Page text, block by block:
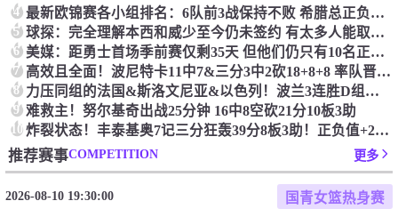
4 最新欧锦赛各小组排名：6队前3战保持不败 希腊总正负值+77最高
5 球探：完全理解本西和威少至今仍未签约 有太多人能取代他们
6 美媒：距勇士首场季前赛仅剩35天 但他们仍只有10名正式签约球员
7 高效且全面！波尼特卡11中7&三分3中2砍18+8+8 率队晋级16强！
8 力压同组的法国&斯洛文尼亚&以色列！波兰3连胜D组率先晋级16强！
9 难救主！努尔基奇出战25分钟 16中8空砍21分10板3助
10 炸裂状态！丰泰基奥7记三分狂轰39分8板3助！正负值+25！
推荐赛事COMPETITION 更多
2026-08-10 19:30:00 国青女篮热身赛